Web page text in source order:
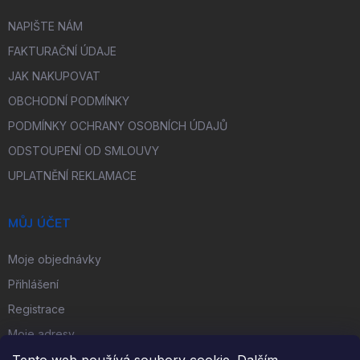
NAPIŠTE NÁM
FAKTURAČNÍ ÚDAJE
JAK NAKUPOVAT
OBCHODNÍ PODMÍNKY
PODMÍNKY OCHRANY OSOBNÍCH ÚDAJŮ
ODSTOUPENÍ OD SMLOUVY
UPLATNĚNÍ REKLAMACE
MŮJ ÚČET
Moje objednávky
Přihlášení
Registrace
Moje adresy